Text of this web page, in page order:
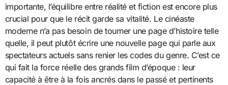
importante, l’équilibre entre réalité et fiction est encore plus
crucial pour que le récit garde sa vitalité. Le cinéaste
moderne n’a pas besoin de tourner une page d’histoire telle
quelle, il peut plutôt écrire une nouvelle page qui parle aux
spectateurs actuels sans renier les codes du genre. C’est ce
qui fait la force réelle des grands film d’époque : leur
capacité à être à la fois ancrés dans le passé et pertinents